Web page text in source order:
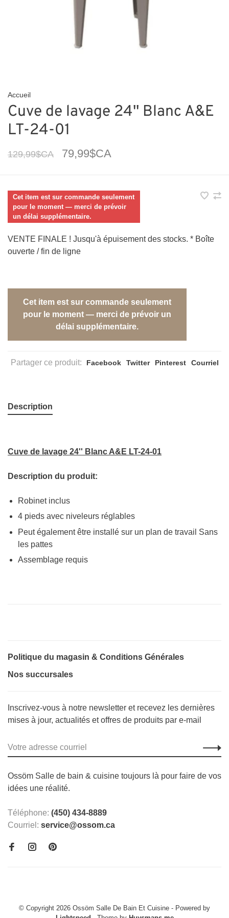
Accueil
Cuve de lavage 24'' Blanc A&E
LT-24-01
129,99$CA 79,99$CA
Cet item est sur commande seulement
pour le moment — merci de prévoir
un délai supplémentaire.
VENTE FINALE ! Jusqu'à épuisement des stocks. * Boîte
ouverte / fin de ligne
Cet item est sur commande seulement
pour le moment — merci de prévoir un
délai supplémentaire.
Partager ce produit: Facebook Twitter Pinterest Courriel
Description
Cuve de lavage 24'' Blanc A&E LT-24-01
Description du produit:
Robinet inclus
4 pieds avec niveleurs réglables
Peut également être installé sur un plan de travail Sans
les pattes
Assemblage requis
Politique du magasin & Conditions Générales
Nos succursales
Inscrivez-vous à notre newsletter et recevez les dernières
mises à jour, actualités et offres de produits par e-mail
Ossöm Salle de bain & cuisine toujours là pour faire de vos
idées une réalité.
Téléphone: (450) 434-8889
Courriel: service@ossom.ca
© Copyright 2026 Ossöm Salle De Bain Et Cuisine - Powered by